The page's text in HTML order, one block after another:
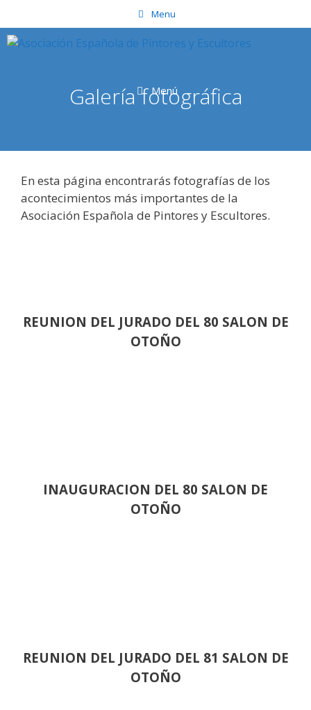
al
contenido
Menu
Menú
Galería fotográfica
En esta página encontrarás fotografías de los
acontecimientos más importantes de la
Asociación Española de Pintores y Escultores.
REUNION DEL JURADO DEL 80 SALON DE
OTOÑO
INAUGURACION DEL 80 SALON DE
OTOÑO
REUNION DEL JURADO DEL 81 SALON DE
OTOÑO